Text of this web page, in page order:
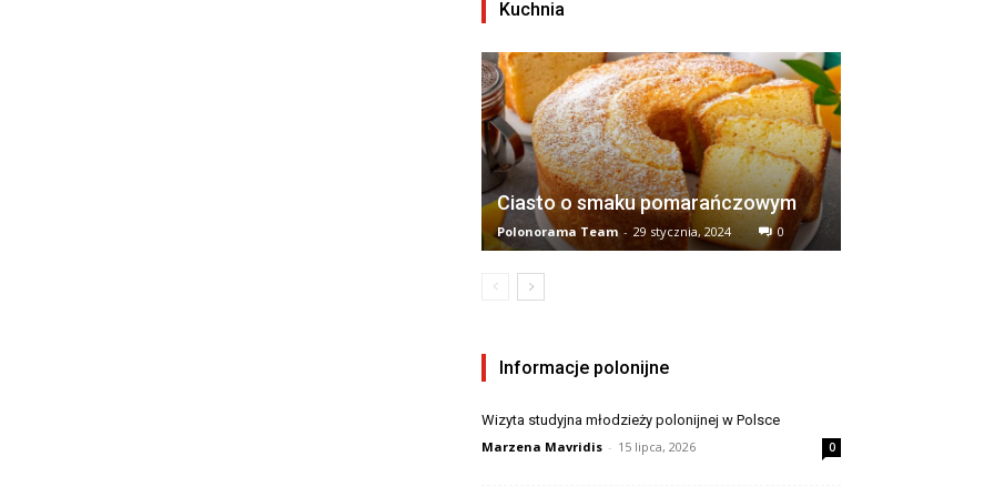
Kuchnia
Ciasto o smaku pomarańczowym
Polonorama Team - 29 stycznia, 2024 0
Informacje polonijne
Wizyta studyjna młodzieży polonijnej w Polsce
Marzena Mavridis - 15 lipca, 2026 0